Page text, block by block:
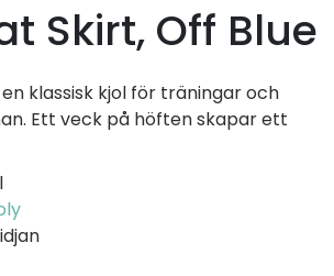
Skirt, Off Blue
klassisk kjol för träningar och
Ett veck på höften skapar ett